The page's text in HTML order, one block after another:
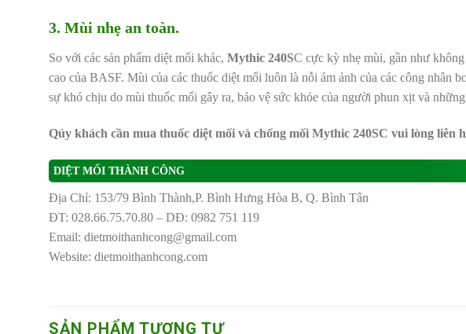
3. Mùi nhẹ an toàn.
So với các sản phẩm diệt mối khác, Mythic 240SC cực kỳ nhẹ mùi, gần như
cao của BASF. Mùi của các thuốc diệt mối luôn là nỗi ám ảnh của các công
sự khó chịu do mùi thuốc mối gây ra, bảo vệ sức khỏe của người phun xịt và
Qúy khách cần mua thuốc diệt mối và chống mối Mythic 240SC vui lòng liên
DIỆT MỐI THÀNH CÔNG
Địa Chỉ: 153/79 Bình Thành,P. Bình Hưng Hòa B, Q. Bình Tân
ĐT: 028.66.75.70.80 – DĐ: 0982 751 119
Email: dietmoithanhcong@gmail.com
Website: dietmoithanhcong.com
SẢN PHẨM TƯƠNG TỰ